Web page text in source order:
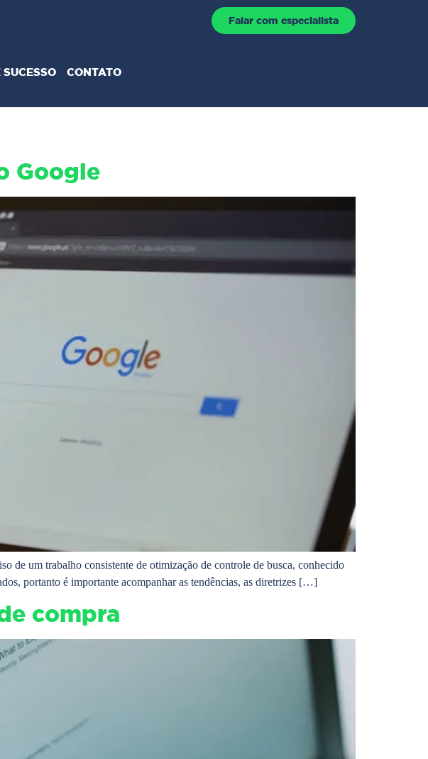
Falar com especialista
CONTATO
Google
de um trabalho consistente de otimização de controle de busca, conhecido
portanto é importante acompanhar as tendências, as diretrizes […]
compra